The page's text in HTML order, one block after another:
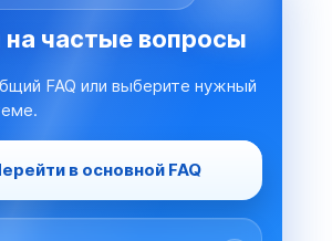
частые вопросы
FAQ или выберите нужный
в основной FAQ